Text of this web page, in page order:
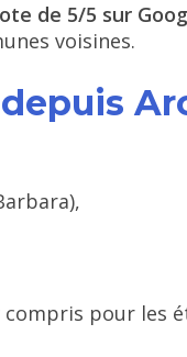
de 5/5 sur
voisines.
pour